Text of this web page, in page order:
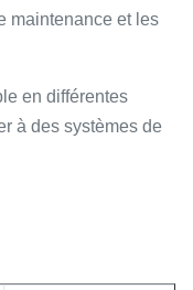
maintenance et les
en différentes
à des systèmes de